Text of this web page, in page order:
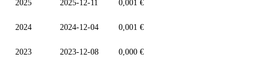
2025 2025-12-11 0,001 €
2024 2024-12-04 0,001 €
2023 2023-12-08 0,000 €